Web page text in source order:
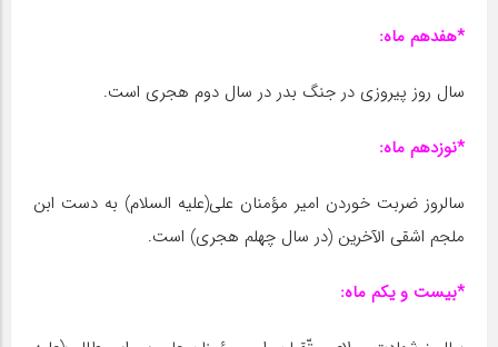
*هفدهم ماه:
سال روز پیروزى در جنگ بدر در سال دوم هجرى است.
*نوزدهم ماه:
سالروز ضربت خوردن امیر مؤمنان على(علیه السلام) به دست ابن
ملجم اشقى الآخرین (در سال چهلم هجرى) است.
*بیست و یکم ماه: